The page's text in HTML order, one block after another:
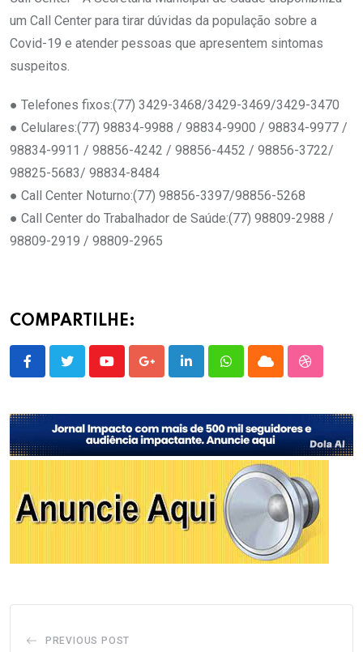
um Call Center para tirar dúvidas da população sobre a
Covid-19 e atender pessoas que apresentem sintomas
suspeitos.
● Telefones fixos:(77) 3429-3468/3429-3469/3429-3470
● Celulares:(77) 98834-9988 / 98834-9900 / 98834-9977 /
98834-9911 / 98856-4242 / 98856-4452 / 98856-3722/
98825-5683/ 98834-8484
● Call Center Noturno:(77) 98856-3397/98856-5268
● Call Center do Trabalhador de Saúde:(77) 98809-2988 /
98809-2919 / 98809-2965
COMPARTILHE:
YoutubeGoogle+LinkedInWhatsappCloud
PREVIOUS POST